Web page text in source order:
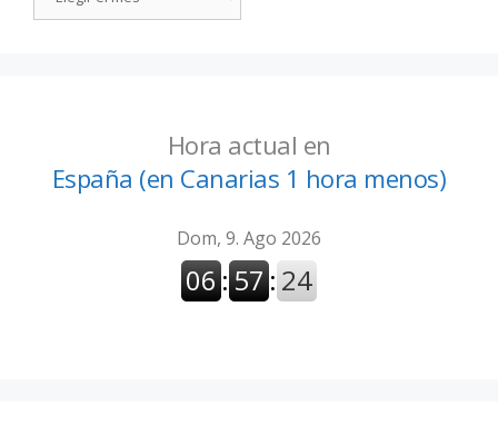
Hora actual en
España (en Canarias 1 hora menos)